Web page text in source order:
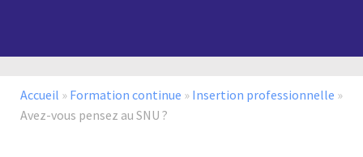
Accueil » Formation continue » Insertion professionnelle »
Avez-vous pensez au SNU ?